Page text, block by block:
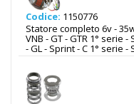
Codice: 1150776
Statore completo 6v -
VNB - GT - GTR 1° serie -
- GL - Sprint - C 1° serie -